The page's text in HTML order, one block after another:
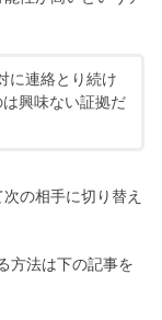
に連絡とり続け
興味ない証拠だ
の相手に切り替え
方法は下の記事を